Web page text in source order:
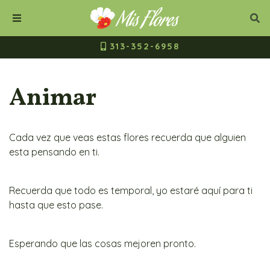
Cerrar
Buscar
313-352-6958
Animar
Cada vez que veas estas flores recuerda que alguien
esta pensando en ti.
Recuerda que todo es temporal, yo estaré aquí para ti
hasta que esto pase.
Esperando que las cosas mejoren pronto.